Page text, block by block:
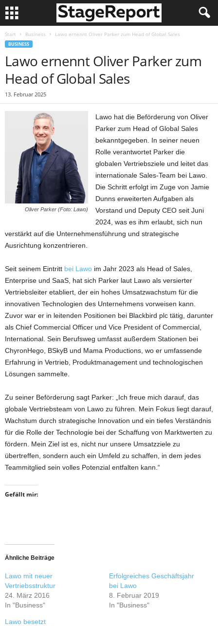
Start Business Lawo ernennt Oliver Parker zum Head of Global Sales
BUSINESS
Lawo ernennt Oliver Parker zum
Head of Global Sales
13. Februar 2025
Oliver Parker (Foto: Lawo)
Lawo hat die Beförderung von Oliver
Parker zum Head of Global Sales
bekanntgegeben. In seiner neuen
Rolle verantwortet Parker die
globalen Vertriebsziele und leitet das
internationale Sales-Team bei Lawo.
Die Schritt erfolgt im Zuge von Jamie
Dunns erweiterten Aufgaben als
Vorstand und Deputy CEO seit Juni
2024, was es ihm erlaubt, sich nun
verstärkt auf die Unternehmensführung und strategische
Ausrichtung konzentrieren.
Seit seinem Eintritt bei Lawo im Jahr 2023 als Head of Sales,
Enterprise und SaaS, hat sich Parker laut Lawo als versierter
Vertriebsleiter etabliert, der ein hohes Umsatzwachstum für die
innovativen Technologien des Unternehmens vorweisen kann.
Zuvor war er in leitenden Positionen bei Blackbird plc tätig, darunter
als Chief Commercial Officer und Vice President of Commercial,
International. Sein Berufsweg umfasst außerdem Stationen bei
ChyronHego, BSkyB und Mama Productions, wo er umfassende
Erfahrung in Vertrieb, Produktmanagement und technologischen
Lösungen sammelte.
Zu seiner Beförderung sagt Parker: „Ich freue mich darauf, das
globale Vertriebsteam von Lawo zu führen. Mein Fokus liegt darauf,
Wachstum durch strategische Innovation und ein tiefes Verständnis
für die Rolle der Technologie bei der Schaffung von Marktwerten zu
fördern. Mein Ziel ist es, nicht nur unsere Umsatzziele zu
übertreffen, sondern auch ein Umfeld zu schaffen, in dem jedes
Teammitglied sein volles Potenzial entfalten kann.“
Gefällt mir:
Ähnliche Beiträge
Lawo mit neuer
Vertriebsstruktur
24. März 2016
In "Business"
Erfolgreiches Geschäftsjahr
bei Lawo
8. Februar 2019
In "Business"
Lawo besetzt